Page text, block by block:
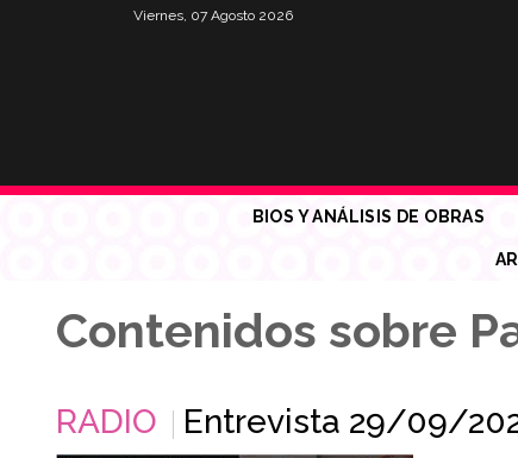
Viernes, 07 Agosto 2026
BIOS Y ANÁLISIS DE OBRAS
Contenidos sobre
RADIO Entrevista 29/09/